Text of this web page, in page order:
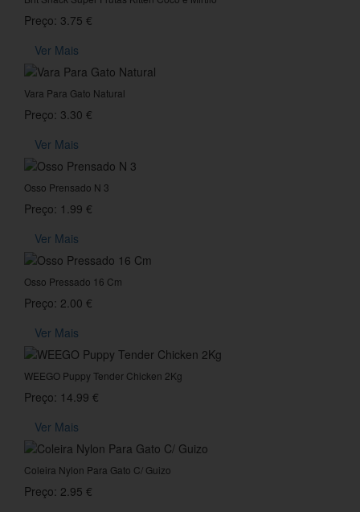
Preço: 3.75 €
Ver Mais
Vara Para Gato Natural
Preço: 3.30 €
Ver Mais
Osso Prensado N 3
Preço: 1.99 €
Ver Mais
Osso Pressado 16 Cm
Preço: 2.00 €
Ver Mais
WEEGO Puppy Tender Chicken 2Kg
Preço: 14.99 €
Ver Mais
Coleira Nylon Para Gato C/ Guizo
Preço: 2.95 €